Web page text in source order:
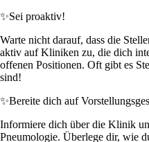
✨Sei proaktiv!
Warte nicht darauf, dass die
aktiv auf Kliniken zu, die dich
offenen Positionen. Oft gibt es
sind!
✨Bereite dich auf
Informiere dich über die Klinik
Pneumologie. Überlege dir, wie